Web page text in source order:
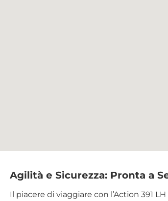
Agilità e Sicurezza: Pronta a
Il piacere di viaggiare con l’Action 391